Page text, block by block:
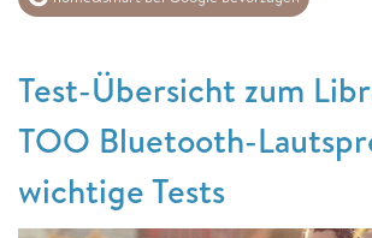
Test-Übersicht zum
TOO Bluetooth-
wichtige Tests